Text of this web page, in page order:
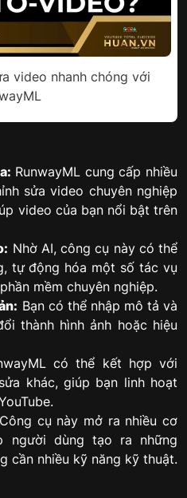
video nhanh chóng với
RunwayML cung cấp nhiều
sửa video chuyên nghiệp
video của bạn nổi bật trên
Nhờ AI, công cụ này có thể
tự động hóa một số tác vụ
mềm chuyên nghiệp.
Bạn có thể nhập mô tả và
thành hình ảnh hoặc hiệu
có thể kết hợp với
khác, giúp bạn linh hoạt
Công cụ này mở ra nhiều cơ
người dùng tạo ra những
cần nhiều kỹ năng kỹ thuật.